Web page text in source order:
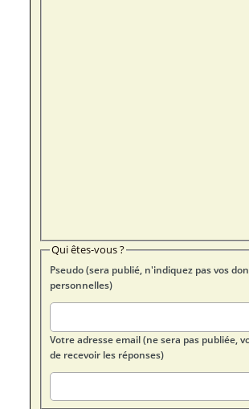
Qui êtes-vous ?
Pseudo (sera publié, n'indiquez pas vos
personnelles)
Votre adresse email (ne sera pas publiée,
de recevoir les réponses)